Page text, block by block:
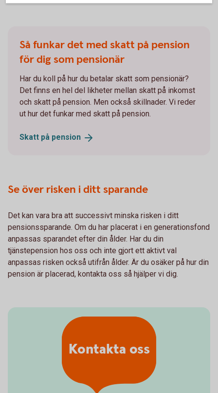
Så funkar det med skatt på pension
för dig som pensionär
Har du koll på hur du betalar skatt som pensionär?
Det finns en hel del likheter mellan skatt på inkomst
och skatt på pension. Men också skillnader. Vi reder
ut hur det funkar med skatt på pension.
Skatt på pension
Se över risken i ditt sparande
Det kan vara bra att successivt minska risken i ditt
pensionssparande. Om du har placerat i en generationsfond
anpassas sparandet efter din ålder. Har du din
tjänstepension hos oss och inte gjort ett aktivt val
anpassas risken också utifrån ålder. Är du osäker på hur din
pension är placerad, kontakta oss så hjälper vi dig.
Kontakta oss